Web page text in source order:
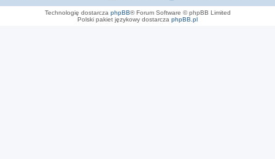
Technologię dostarcza phpBB® Forum Software © phpBB Limited
Polski pakiet językowy dostarcza phpBB.pl